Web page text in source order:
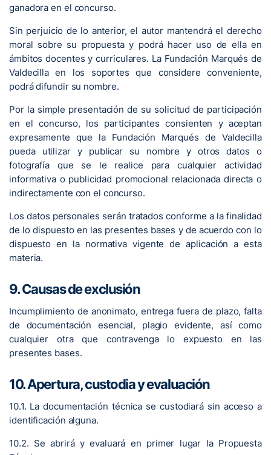
ganadora en el concurso.
Sin perjuicio de lo anterior, el autor mantendrá el derecho
moral sobre su propuesta y podrá hacer uso de ella en
ámbitos docentes y curriculares. La Fundación Marqués de
Valdecilla en los soportes que considere conveniente,
podrá difundir su nombre.
Por la simple presentación de su solicitud de participación
en el concurso, los participantes consienten y aceptan
expresamente que la Fundación Marqués de Valdecilla
pueda utilizar y publicar su nombre y otros datos o
fotografía que se le realice para cualquier actividad
informativa o publicidad promocional relacionada directa o
indirectamente con el concurso.
Los datos personales serán tratados conforme a la finalidad
de lo dispuesto en las presentes bases y de acuerdo con lo
dispuesto en la normativa vigente de aplicación a esta
materia.
9. Causas de exclusión
Incumplimiento de anonimato, entrega fuera de plazo, falta
de documentación esencial, plagio evidente, así como
cualquier otra que contravenga lo expuesto en las
presentes bases.
10. Apertura, custodia y evaluación
10.1. La documentación técnica se custodiará sin acceso a
identificación alguna.
10.2. Se abrirá y evaluará en primer lugar la Propuesta